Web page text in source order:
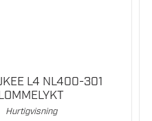
L4 NL400-301
Hurtigvisning